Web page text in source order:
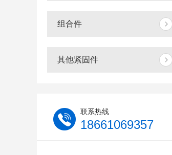
组合件
其他紧固件
联系热线
18661069357